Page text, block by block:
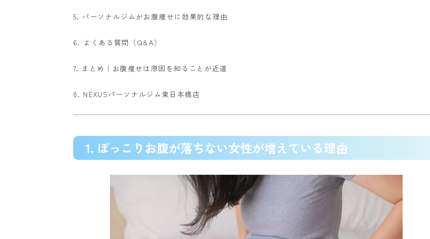
5. パーソナルジムがお腹痩せに効果的な理由
6. よくある質問（Q&A）
7. まとめ｜お腹痩せは原因を知ることが近道
8. NEXUSパーソナルジム東日本橋店
1. ぽっこりお腹が落ちない女性が増えている理由